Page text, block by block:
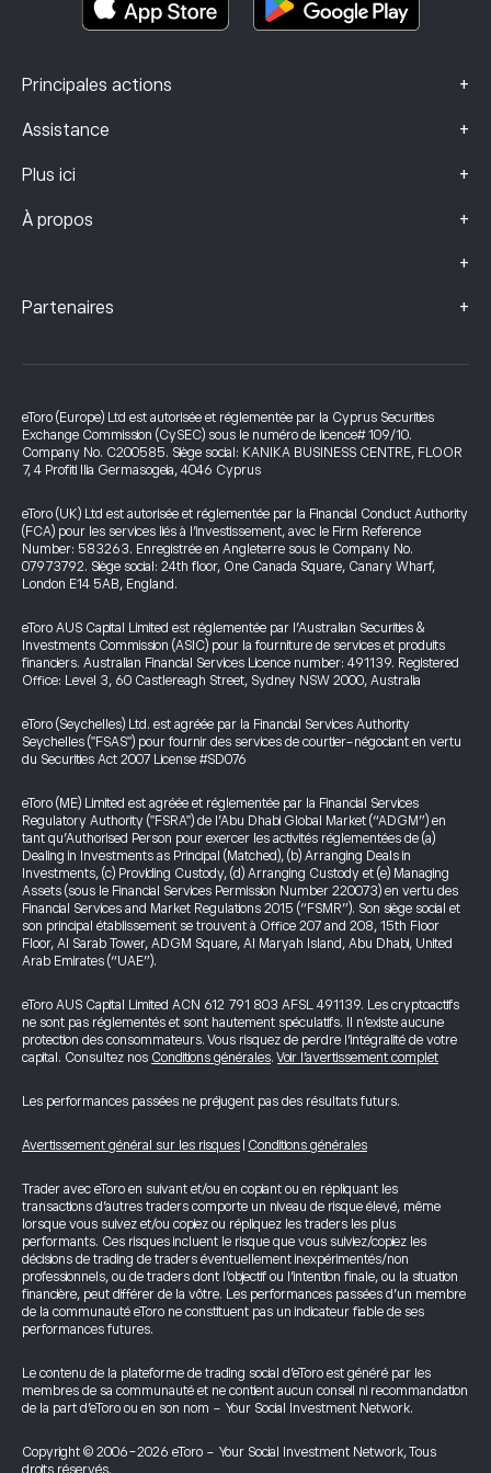
Principales actions +
Assistance +
Plus ici +
À propos +
+
Partenaires +
eToro (Europe) Ltd est autorisée et réglementée par la Cyprus Securities
Exchange Commission (CySEC) sous le numéro de licence# 109/10.
Company No. C200585. Siège social: KANIKA BUSINESS CENTRE, FLOOR
7, 4 Profiti Ilia Germasogeia, 4046 Cyprus
eToro (UK) Ltd est autorisée et réglementée par la Financial Conduct Authority
(FCA) pour les services liés à l’investissement, avec le Firm Reference
Number: 583263. Enregistrée en Angleterre sous le Company No.
07973792. Siège social: 24th floor, One Canada Square, Canary Wharf,
London E14 5AB, England.
eToro AUS Capital Limited est réglementée par l’Australian Securities &
Investments Commission (ASIC) pour la fourniture de services et produits
financiers. Australian Financial Services Licence number: 491139. Registered
Office: Level 3, 60 Castlereagh Street, Sydney NSW 2000, Australia
eToro (Seychelles) Ltd. est agréée par la Financial Services Authority
Seychelles ("FSAS") pour fournir des services de courtier-négociant en vertu
du Securities Act 2007 License #SD076
eToro (ME) Limited est agréée et réglementée par la Financial Services
Regulatory Authority ("FSRA") de l’Abu Dhabi Global Market (“ADGM”) en
tant qu’Authorised Person pour exercer les activités réglementées de (a)
Dealing in Investments as Principal (Matched), (b) Arranging Deals in
Investments, (c) Providing Custody, (d) Arranging Custody et (e) Managing
Assets (sous le Financial Services Permission Number 220073) en vertu des
Financial Services and Market Regulations 2015 (“FSMR”). Son siège social et
son principal établissement se trouvent à Office 207 and 208, 15th Floor
Floor, Al Sarab Tower, ADGM Square, Al Maryah Island, Abu Dhabi, United
Arab Emirates (“UAE”).
eToro AUS Capital Limited ACN 612 791 803 AFSL 491139. Les cryptoactifs
ne sont pas réglementés et sont hautement spéculatifs. Il n’existe aucune
protection des consommateurs. Vous risquez de perdre l’intégralité de votre
capital. Consultez nos Conditions générales.Voir l’avertissement complet
Les performances passées ne préjugent pas des résultats futurs.
Avertissement général sur les risques Conditions générales
Trader avec eToro en suivant et/ou en copiant ou en répliquant les
transactions d’autres traders comporte un niveau de risque élevé, même
lorsque vous suivez et/ou copiez ou répliquez les traders les plus
performants. Ces risques incluent le risque que vous suiviez/copiez les
décisions de trading de traders éventuellement inexpérimentés/non
professionnels, ou de traders dont l’objectif ou l’intention finale, ou la situation
financière, peut différer de la vôtre. Les performances passées d’un membre
de la communauté eToro ne constituent pas un indicateur fiable de ses
performances futures.
Le contenu de la plateforme de trading social d’eToro est généré par les
membres de sa communauté et ne contient aucun conseil ni recommandation
de la part d’eToro ou en son nom - Your Social Investment Network.
Copyright © 2006-2026 eToro - Your Social Investment Network, Tous
droits réservés.